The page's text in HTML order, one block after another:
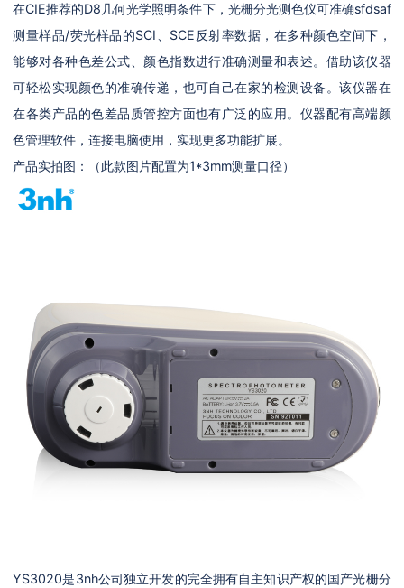
在CIE推荐的D8几何光学照明条件下，光栅分光测色仪可准确sfdsaf
测量样品/荧光样品的SCI、SCE反射率数据，在多种颜色空间下，
能够对各种色差公式、颜色指数进行准确测量和表述。借助该仪器
可轻松实现颜色的准确传递，也可自己在家的检测设备。该仪器在
在各类产品的色差品质管控方面也有广泛的应用。仪器配有高端颜
色管理软件，连接电脑使用，实现更多功能扩展。
产品实拍图：（此款图片配置为1*3mm测量口径）
YS3020是3nh公司独立开发的完全拥有自主知识产权的国产光栅分